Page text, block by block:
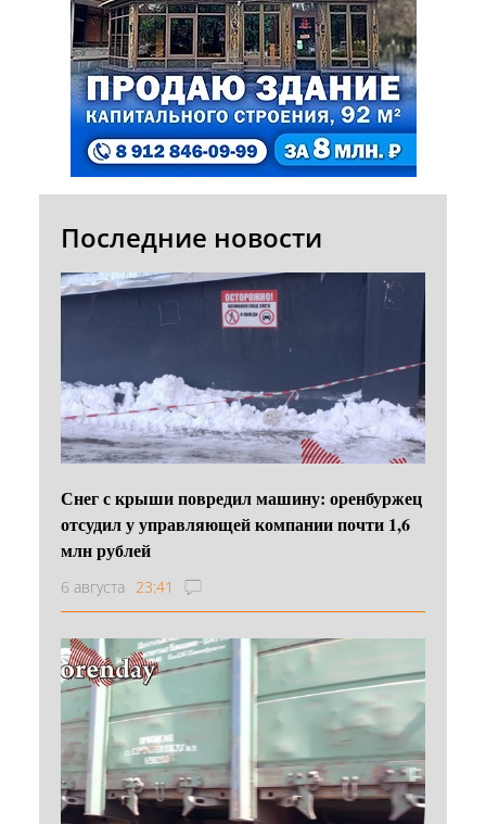
Последние новости
Снег с крыши повредил машину: оренбуржец
отсудил у управляющей компании почти 1,6
млн рублей
6 августа 23:41